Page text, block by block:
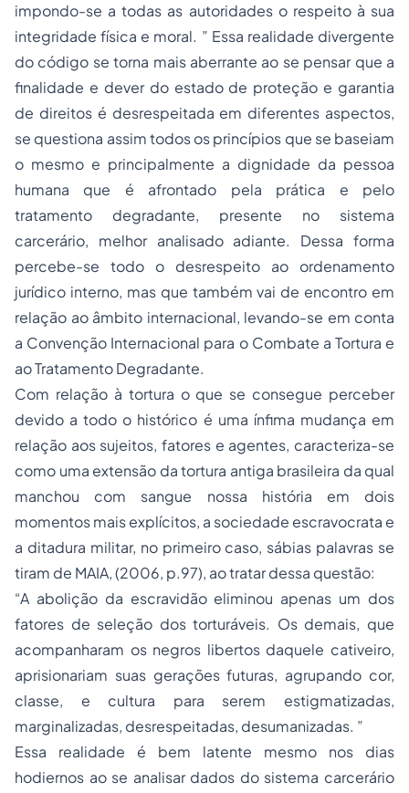
impondo-se a todas as autoridades o respeito à sua
integridade física e moral. ” Essa realidade divergente
do código se torna mais aberrante ao se pensar que a
finalidade e dever do estado de proteção e garantia
de direitos é desrespeitada em diferentes aspectos,
se questiona assim todos os princípios que se baseiam
o mesmo e principalmente a dignidade da pessoa
humana que é afrontado pela prática e pelo
tratamento degradante, presente no sistema
carcerário, melhor analisado adiante. Dessa forma
percebe-se todo o desrespeito ao ordenamento
jurídico interno, mas que também vai de encontro em
relação ao âmbito internacional, levando-se em conta
a Convenção Internacional para o Combate a Tortura e
ao Tratamento Degradante.
Com relação à tortura o que se consegue perceber
devido a todo o histórico é uma ínfima mudança em
relação aos sujeitos, fatores e agentes, caracteriza-se
como uma extensão da tortura antiga brasileira da qual
manchou com sangue nossa história em dois
momentos mais explícitos, a sociedade escravocrata e
a ditadura militar, no primeiro caso, sábias palavras se
tiram de MAIA, (2006, p.97), ao tratar dessa questão:
“A abolição da escravidão eliminou apenas um dos
fatores de seleção dos torturáveis. Os demais, que
acompanharam os negros libertos daquele cativeiro,
aprisionariam suas gerações futuras, agrupando cor,
classe, e cultura para serem estigmatizadas,
marginalizadas, desrespeitadas, desumanizadas. ”
Essa realidade é bem latente mesmo nos dias
hodiernos ao se analisar dados do sistema carcerário